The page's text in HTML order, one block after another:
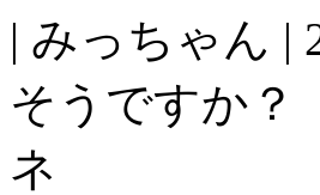
| みっちゃん |
そうですか
ネ